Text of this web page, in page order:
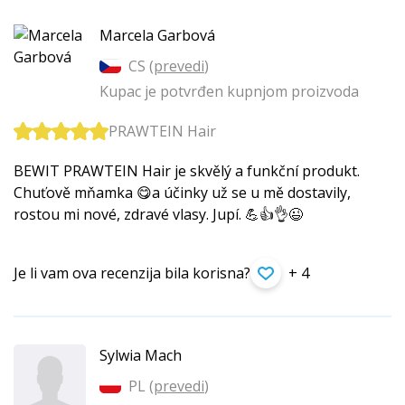
Marcela Garbová
CS (prevedi)
Kupac je potvrđen kupnjom proizvoda
PRAWTEIN Hair
BEWIT PRAWTEIN Hair je skvělý a funkční produkt.
Chuťově mňamka 😋a účinky už se u mě dostavily,
rostou mi nové, zdravé vlasy. Jupí. 💪👍👌😉
Je li vam ova recenzija bila korisna? + 4
Sylwia Mach
PL (prevedi)